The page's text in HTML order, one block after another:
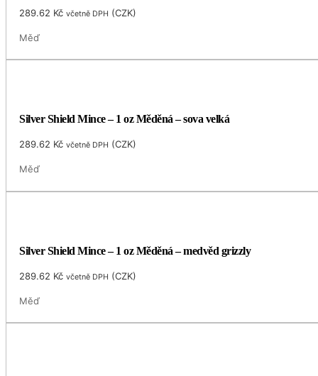
289.62 Kč včetně DPH (CZK)
Měď
Silver Shield Mince – 1 oz Měděná – sova velká
289.62 Kč včetně DPH (CZK)
Měď
Silver Shield Mince – 1 oz Měděná – medvěd grizzly
289.62 Kč včetně DPH (CZK)
Měď